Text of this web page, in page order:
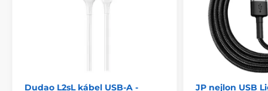
Dudao L2sL kábel USB-A -
JP nejlon USB